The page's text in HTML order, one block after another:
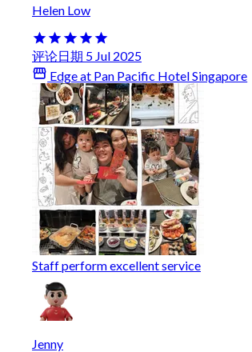
Helen Low
评论日期 5 Jul 2025
Edge at Pan Pacific Hotel Singapore
Staff perform excellent service
Jenny